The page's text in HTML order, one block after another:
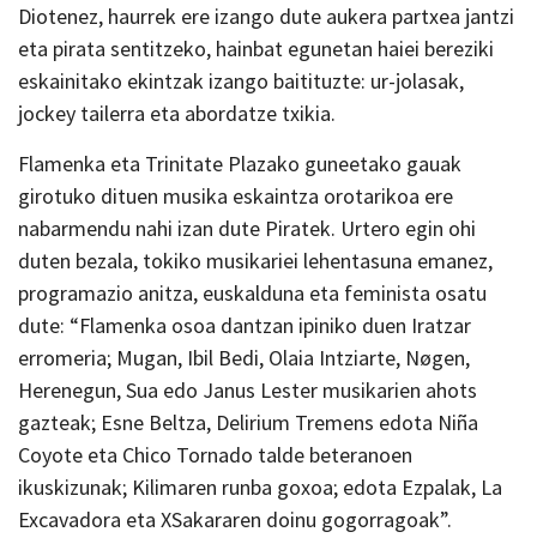
Diotenez, haurrek ere izango dute aukera partxea jantzi
eta pirata sentitzeko, hainbat egunetan haiei bereziki
eskainitako ekintzak izango baitituzte: ur-jolasak,
jockey tailerra eta abordatze txikia.
Flamenka eta Trinitate Plazako guneetako gauak
girotuko dituen musika eskaintza orotarikoa ere
nabarmendu nahi izan dute Piratek. Urtero egin ohi
duten bezala, tokiko musikariei lehentasuna emanez,
programazio anitza, euskalduna eta feminista osatu
dute: “Flamenka osoa dantzan ipiniko duen Iratzar
erromeria; Mugan, Ibil Bedi, Olaia Intziarte, Nøgen,
Herenegun, Sua edo Janus Lester musikarien ahots
gazteak; Esne Beltza, Delirium Tremens edota Niña
Coyote eta Chico Tornado talde beteranoen
ikuskizunak; Kilimaren runba goxoa; edota Ezpalak, La
Excavadora eta XSakararen doinu gogorragoak”.